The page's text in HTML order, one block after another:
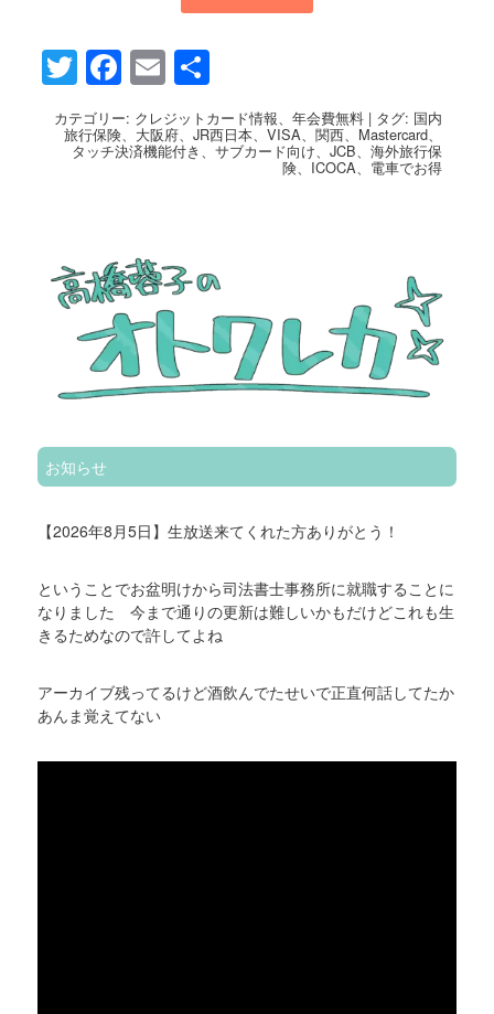
Twitter
Facebook
Email
有
カテゴリー: クレジットカード情報 、年会費無料 | タグ: 国内
旅行保険 大阪府 、JR西日本 、VISA 、関西 Mastercard
タッチ決済機能付き 、サブカード向け 、JCB 、海外旅行保
険 、ICOCA 電車でお得
お知らせ
【2026年8月5日】生放送来てくれた方ありがとう！
ということでお盆明けから司法書士事務所に就職することに
なりました 今まで通りの更新は難しいかもだけどこれも生
きるためなので許してよね
アーカイブ残ってるけど酒飲んでたせいで正直何話してたか
あんま覚えてない